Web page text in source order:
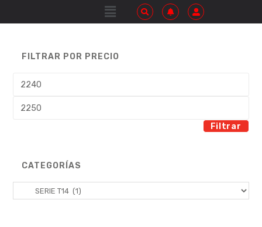
FILTRAR POR PRECIO
Filtrar
CATEGORÍAS